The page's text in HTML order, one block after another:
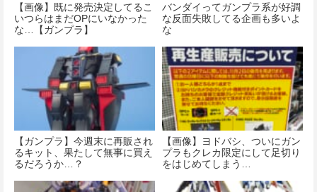
【画像】既に発売決定してるこ
いつらはまだOPにいなかった
な…【ガンプラ】
バンダイってガンプラ系が好調
な反面失敗してる企画も多いよ
な
【ガンプラ】今週末に再販され
るキット、果たして無事に買え
るだろうか…？
【画像】ヨドバシ、ついにガン
プラもクレカ限定にして足切り
をはじめてしまう…